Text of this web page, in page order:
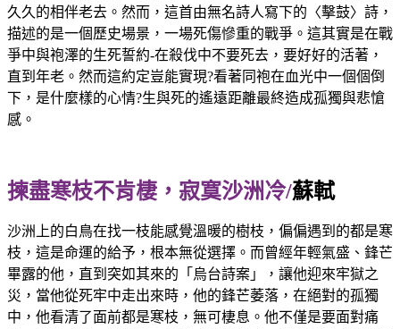
久久的相伴老去。然而，這首由無名詩人寫下的〈擊鼓〉詩，
描述的是一個歷史場景，一場死傷慘重的戰爭。這其實是在戰
爭中與袍澤的生死誓約-在殺伐中不要死去，要好好的活著，
直到年老。然而這約定豈能實現?看著同袍在血光中一個個倒
下，是什麼樣的心情?生與死的遙遠距離最終造成孤獨與悲愴
感。
揀盡寒枝不肯棲，寂寞沙洲冷/蘇軾
沙洲上的白鳥在找一枝能感覺溫暖的樹枝，偏偏遇到的都是寒
枝，這是命運的給予，根本無從選擇。而曾經年輕氣盛、鋒芒
畢露的他，直到突如其來的「烏台詩案」，讓他迎來牢獄之
災，當他從死牢中走出來時，他的鋒芒萎落，在絕對的孤獨
中，他看清了面前都是寒枝，無可棲息。他不僅是要面對痛